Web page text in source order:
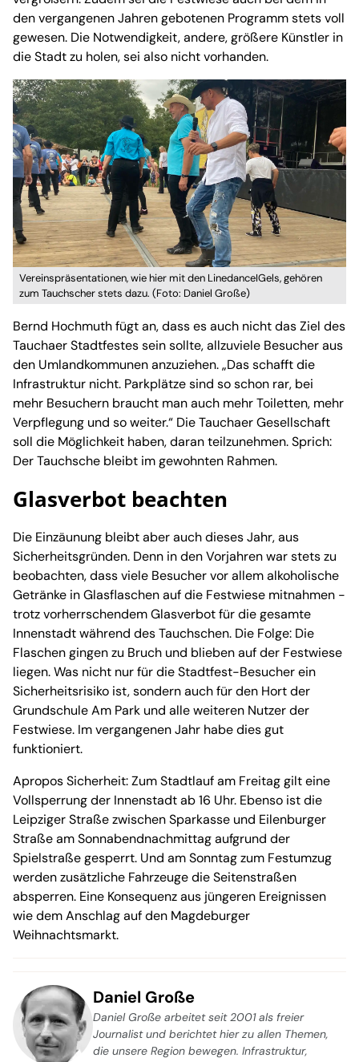
den vergangenen Jahren gebotenen Programm stets voll
gewesen. Die Notwendigkeit, andere, größere Künstler in
die Stadt zu holen, sei also nicht vorhanden.
Vereinspräsentationen, wie hier mit den LinedanceIGels, gehören
zum Tauchscher stets dazu. (Foto: Daniel Große)
Bernd Hochmuth fügt an, dass es auch nicht das Ziel des
Tauchaer Stadtfestes sein sollte, allzuviele Besucher aus
den Umlandkommunen anzuziehen. „Das schafft die
Infrastruktur nicht. Parkplätze sind so schon rar, bei
mehr Besuchern braucht man auch mehr Toiletten, mehr
Verpflegung und so weiter.“ Die Tauchaer Gesellschaft
soll die Möglichkeit haben, daran teilzunehmen. Sprich:
Der Tauchsche bleibt im gewohnten Rahmen.
Glasverbot beachten
Die Einzäunung bleibt aber auch dieses Jahr, aus
Sicherheitsgründen. Denn in den Vorjahren war stets zu
beobachten, dass viele Besucher vor allem alkoholische
Getränke in Glasflaschen auf die Festwiese mitnahmen -
trotz vorherrschendem Glasverbot für die gesamte
Innenstadt während des Tauchschen. Die Folge: Die
Flaschen gingen zu Bruch und blieben auf der Festwiese
liegen. Was nicht nur für die Stadtfest-Besucher ein
Sicherheitsrisiko ist, sondern auch für den Hort der
Grundschule Am Park und alle weiteren Nutzer der
Festwiese. Im vergangenen Jahr habe dies gut
funktioniert.
Apropos Sicherheit: Zum Stadtlauf am Freitag gilt eine
Vollsperrung der Innenstadt ab 16 Uhr. Ebenso ist die
Leipziger Straße zwischen Sparkasse und Eilenburger
Straße am Sonnabendnachmittag aufgrund der
Spielstraße gesperrt. Und am Sonntag zum Festumzug
werden zusätzliche Fahrzeuge die Seitenstraßen
absperren. Eine Konsequenz aus jüngeren Ereignissen
wie dem Anschlag auf den Magdeburger
Weihnachtsmarkt.
Daniel Große
Daniel Große arbeitet seit 2001 als freier
Journalist und berichtet hier zu allen Themen,
die unsere Region bewegen. Infrastruktur,